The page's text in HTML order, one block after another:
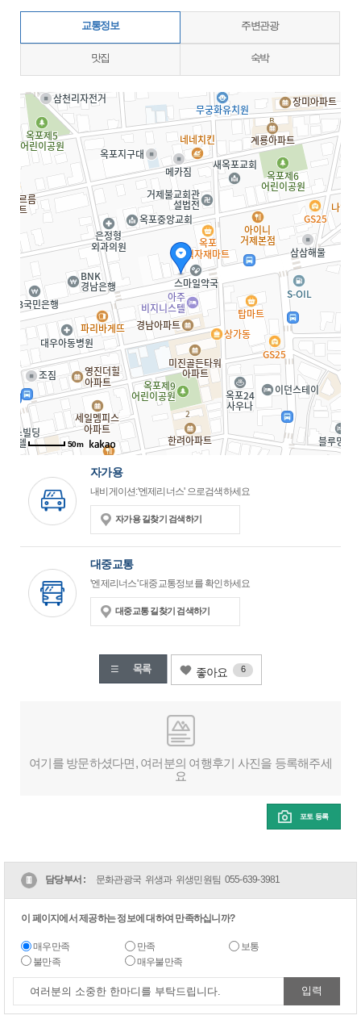
교통정보 주변관광
맛집 숙박
지도삽입 (가로100%)
50m
자가용
내비게이션:'엔제리너스' 으로검색하세요
자가용 길찾기 검색하기
대중교통
'엔제리너스' 대중교통정보를 확인하세요
대중교통 길찾기 검색하기
좋아요 6
여기를 방문하셨다면, 여러분의 여행후기 사진을 등록해주세
요
포토 등록
담당부서 : 문화관광국 위생과 위생민원팀 055-639-3981
이 페이지에서 제공하는 정보에 대하여 만족하십니까?
매우만족 만족
보통
불만족
매우불만족